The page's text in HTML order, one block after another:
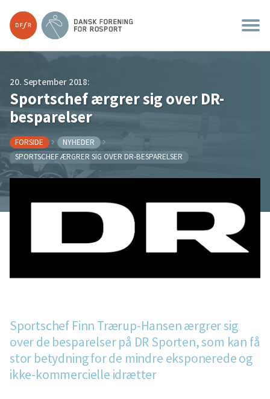
20. September 2018:
Sportschef ærgrer sig over DR-
besparelser
FORSIDE
NYHEDER
SPORTSCHEF ÆRGRER SIG OVER DR-BESPARELSER
Sportschef Finn Trærup-Hansen ærgrer sig
over de besparelser på DR Sporten, som kan få
stor betydning for de mindre eksponerede og
ikke-kommercielle idrætter